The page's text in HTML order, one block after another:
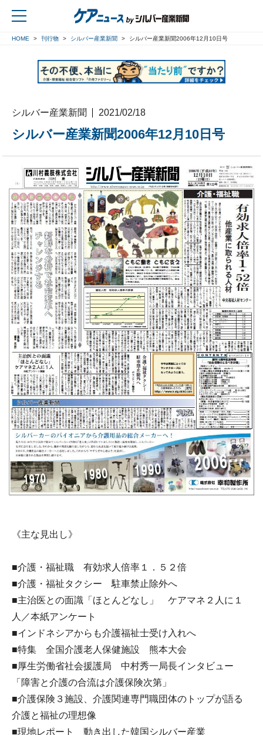
HOME 刊行物 シルバー産業新聞 シルバー産業新聞2006年12月10日号
シルバー産業新聞 2021/02/18
シルバー産業新聞2006年12月10日号
《主な見出し》
■介護・福祉職 有効求人倍率１．５２倍
■介護・福祉タクシー 駐車禁止除外へ
■主治医との面識「ほとんどなし」 ケアマネ２人に１
人／本紙アンケート
■インドネシアからも介護福祉士受け入れへ
■特集 全国介護老人保健施設 熊本大会
■厚生労働省社会援護局 中村秀一局長インタビュー
「障害と介護の合流は介護保険次第」
■介護保険３施設、介護関連専門職団体のトップが語る
介護と福祉の理想像
■現地レポート 動き出した韓国シルバー産業